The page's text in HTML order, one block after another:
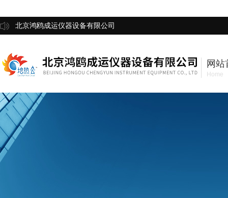
北京鸿鸥成运仪器设备有限公司
网站
Home